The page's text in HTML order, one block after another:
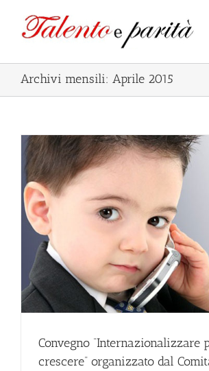
contenuto
Archivi mensili: Aprile 2015
Convegno “Internazionalizzare
crescere” organizzato dal